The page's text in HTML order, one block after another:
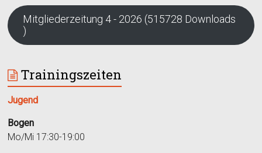
Mitgliederzeitung 4 - 2026 (515728 Downloads
)
Trainingszeiten
Jugend
Bogen
Mo/Mi 17:30-19:00